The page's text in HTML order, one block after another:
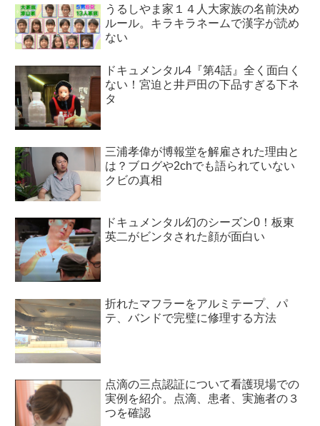
うるしやま家１４人大家族の名前決め
ルール。キラキラネームで漢字が読め
ない
ドキュメンタル4『第4話』全く面白く
ない！宮迫と井戸田の下品すぎる下ネ
タ
三浦孝偉が博報堂を解雇された理由と
は？ブログや2chでも語られていない
クビの真相
ドキュメンタル幻のシーズン0！板東
英二がビンタされた顔が面白い
折れたマフラーをアルミテープ、パ
テ、バンドで完璧に修理する方法
点滴の三点認証について看護現場での
実例を紹介。点滴、患者、実施者の３
つを確認